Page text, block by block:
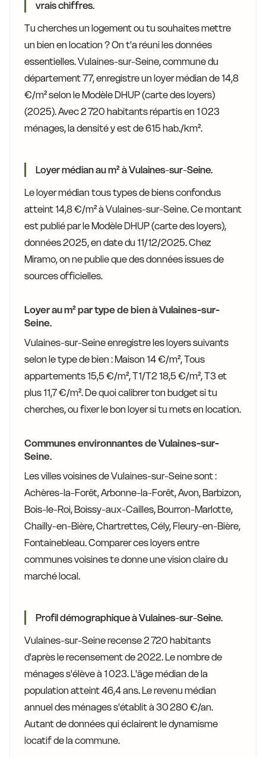
vrais chiffres.
Tu cherches un logement ou tu souhaites mettre
un bien en location ? On t'a réuni les données
essentielles. Vulaines-sur-Seine, commune du
département 77, enregistre un loyer médian de 14,8
€/m² selon le Modèle DHUP (carte des loyers)
(2025). Avec 2 720 habitants répartis en 1 023
ménages, la densité y est de 615 hab./km².
Loyer médian au m² à Vulaines-sur-Seine.
Le loyer médian tous types de biens confondus
atteint 14,8 €/m² à Vulaines-sur-Seine. Ce montant
est publié par le Modèle DHUP (carte des loyers),
données 2025, en date du 11/12/2025. Chez
Miramo, on ne publie que des données issues de
sources officielles.
Loyer au m² par type de bien à Vulaines-sur-
Seine.
Vulaines-sur-Seine enregistre les loyers suivants
selon le type de bien : Maison 14 €/m², Tous
appartements 15,5 €/m², T1/T2 18,5 €/m², T3 et
plus 11,7 €/m². De quoi calibrer ton budget si tu
cherches, ou fixer le bon loyer si tu mets en location.
Communes environnantes de Vulaines-sur-
Seine.
Les villes voisines de Vulaines-sur-Seine sont :
Achères-la-Forêt, Arbonne-la-Forêt, Avon, Barbizon,
Bois-le-Roi, Boissy-aux-Cailles, Bourron-Marlotte,
Chailly-en-Bière, Chartrettes, Cély, Fleury-en-Bière,
Fontainebleau. Comparer ces loyers entre
communes voisines te donne une vision claire du
marché local.
Profil démographique à Vulaines-sur-Seine.
Vulaines-sur-Seine recense 2 720 habitants
d'après le recensement de 2022. Le nombre de
ménages s'élève à 1 023. L'âge médian de la
population atteint 46,4 ans. Le revenu médian
annuel des ménages s'établit à 30 280 €/an.
Autant de données qui éclairent le dynamisme
locatif de la commune.